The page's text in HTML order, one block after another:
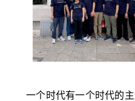
一个时代有一个时代的